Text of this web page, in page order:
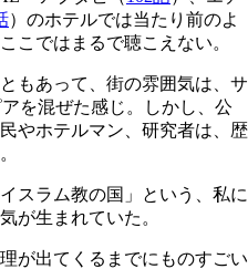
）のホテルでは当たり前のよ
こではまるで聴こえない。
もあって、街の雰囲気は、サ
を混ぜた感じ。しかし、公
やホテルマン、研究者は、歴
スラム教の国」という、私に
が生まれていた。
が出てくるまでにものすごい